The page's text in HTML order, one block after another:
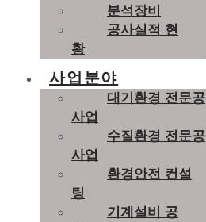
분석장비
공사실적 현
황
사업분야
대기환경 전문공
사업
수질환경 전문공
사업
환경안전 컨설
팅
기계설비 공